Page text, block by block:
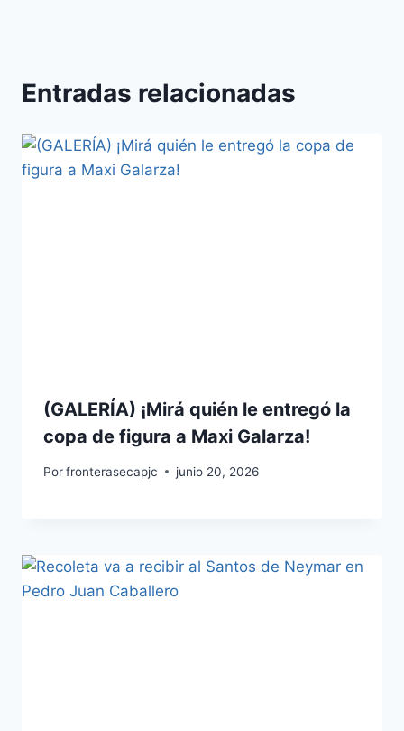
Entradas relacionadas
(GALERÍA) ¡Mirá quién le entregó la
copa de figura a Maxi Galarza!
Porfronterasecapjc junio 20, 2026